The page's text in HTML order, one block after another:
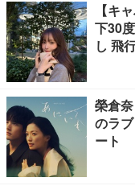
【キ
下30
し 飛
榮倉
のラ
ート